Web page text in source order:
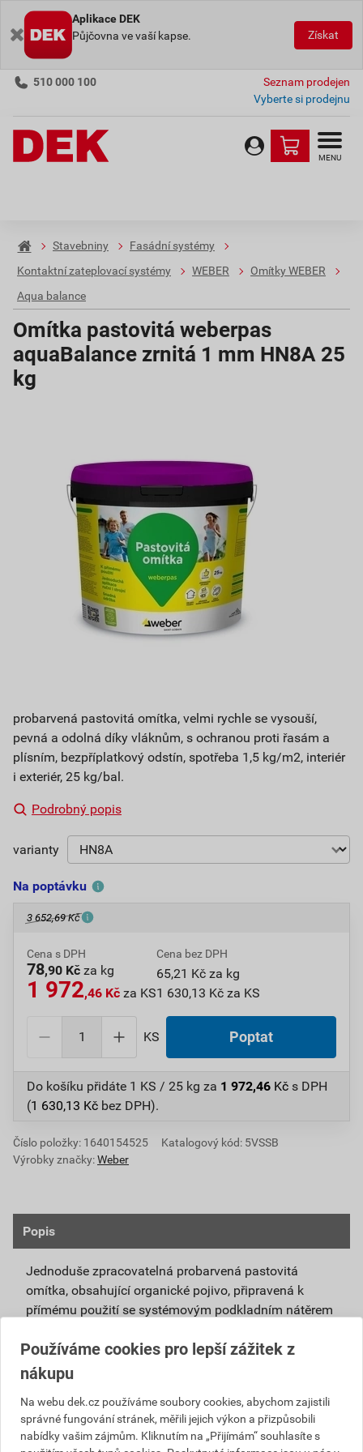
Aplikace DEK
Půjčovna ve vaší kapse.
Získat
510 000 100
Seznam prodejen
Vyberte si prodejnu
MENU
Stavebniny
Fasádní systémy
Kontaktní zateplovací systémy
WEBER
Omítky WEBER
Aqua balance
Omítka pastovitá weberpas
aquaBalance zrnitá 1 mm HN8A 25
kg
probarvená pastovitá omítka, velmi rychle se vysouší,
pevná a odolná díky vláknům, s ochranou proti řasám a
plísním, bezpříplatkový odstín, spotřeba 1,5 kg/m2, interiér
i exteriér, 25 kg/bal.
Podrobný popis
varianty
Na poptávku
3 652,69 Kč
Cena s DPH
78,90 Kč za kg
1 972,46 Kč za KS
Cena bez DPH
65,21 Kč za kg
1 630,13 Kč za KS
KS Poptat
Do košíku přidáte 1 KS / 25 kg za 1 972,46 Kč s DPH
(1 630,13 Kč bez DPH).
Číslo položky: 1640154525
Katalogový kód: 5VSSB
Výrobky značky:Weber
Popis
Jednoduše zpracovatelná probarvená pastovitá
omítka, obsahující organické pojivo, připravená k
přímému použití se systémovým podkladním nátěrem
Vlivem ochlazování vnějšího souvrství
zateplovacích systémů v nočních hodinách,
dochází ke kondenzaci vody na povrchu, která
vytváří živnou půdu pro růst nevzhledných řas.
Povrch omítky weberpas aquaBalance dokáže
Používáme cookies pro lepší zážitek z
nákupu
Na webu dek.cz používáme soubory cookies, abychom zajistili
správné fungování stránek, měřili jejich výkon a přizpůsobili
nabídky vašim zájmům. Kliknutím na „Přijímám“ souhlasíte s